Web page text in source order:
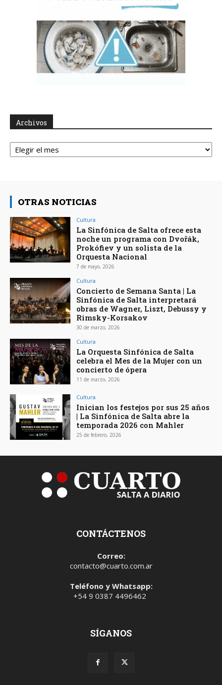
Archivos
Archivos
OTRAS NOTICIAS
Cultura
La Sinfónica de Salta ofrece esta
noche un programa con Dvořák,
Prokófiev y un solista de la
Orquesta Nacional
7 de mayo, 2026
Cultura
Concierto de Semana Santa | La
Sinfónica de Salta interpretará
obras de Wagner, Liszt, Debussy y
Rimsky-Korsakov
30 de marzo, 2026
Cultura
La Orquesta Sinfónica de Salta
celebra el Mes de la Mujer con un
concierto de ópera
11 de marzo, 2026
Cultura
Inician los festejos por sus 25 años
| La Sinfónica de Salta abre la
temporada 2026 con Mahler
25 de febrero, 2026
CONTÁCTENOS
Correo:
contacto@cuarto.com.ar
Teléfono y Whatsapp:
+54 9 0387 4496462
SÍGANOS